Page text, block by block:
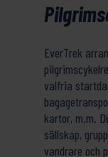
EverTrek
valfria
kartor, m.m.
sällskap,
vandrare och